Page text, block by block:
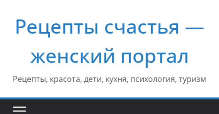
содержимому
Рецепты счастья —
женский портал
Рецепты, красота, дети, кухня, психология, туризм